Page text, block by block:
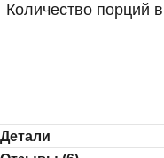
Количество порций
Детали